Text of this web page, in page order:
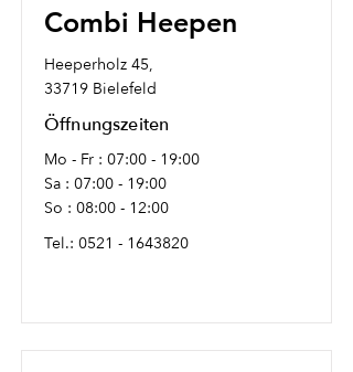
Combi Heepen
Heeperholz 45,
33719 Bielefeld
Öffnungszeiten
Mo - Fr : 07:00 - 19:00
Sa : 07:00 - 19:00
So : 08:00 - 12:00
Tel.: 0521 - 1643820